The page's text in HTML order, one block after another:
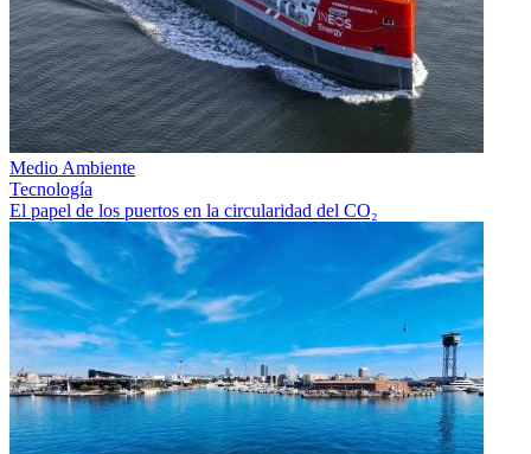
Medio Ambiente
Tecnología
El papel de los puertos en la circularidad del CO₂